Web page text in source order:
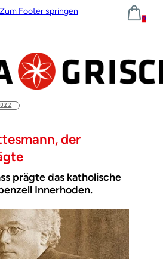
Zum Footer springen
0
der
prägte das katholische
Innerhoden.